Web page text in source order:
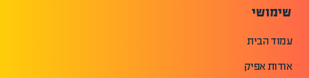
שימושי
עמוד הבית
אודות אפיק